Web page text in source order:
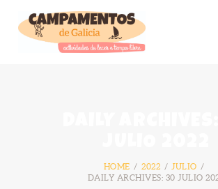
HOME 2022
JULIO
DAILY ARCHIVES: 30 JULIO
FOTOS